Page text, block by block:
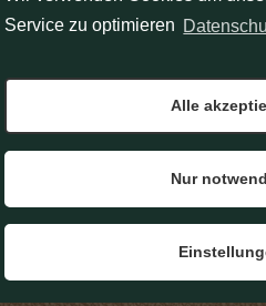
FREIZEIT/EINKAUFSKO
RB – REISENTHEL
Reisenthel
ALBERT PFLÜGER e.U.
10. Oktober-Straße 8
A-9020 KLAGENFURT
Service zu optimieren
Alle
Nur